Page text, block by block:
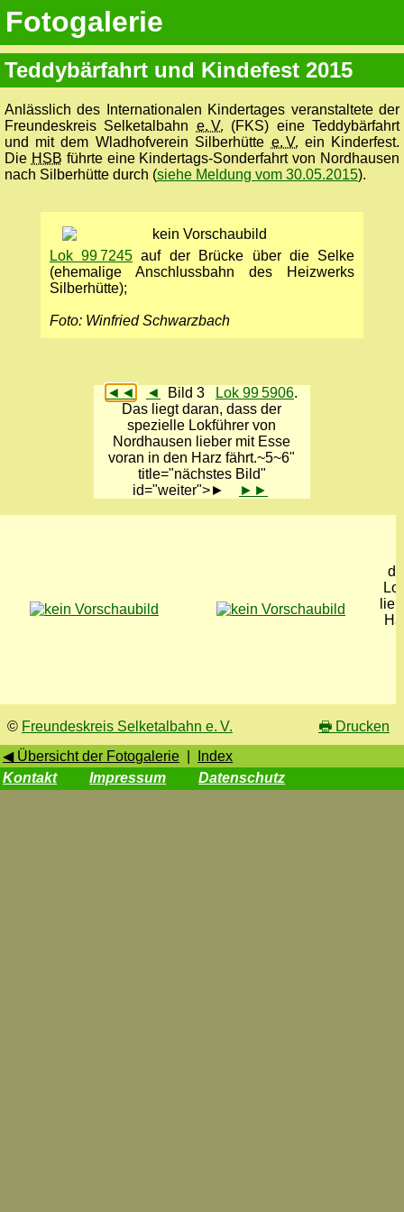
Fotogalerie
Teddybärfahrt und Kindefest 2015
Anlässlich des Internationalen Kindertages veranstaltete der
Freundeskreis Selketalbahn e. V. (FKS) eine Teddybärfahrt
und mit dem Wladhofverein Silberhütte e. V. ein Kinderfest.
Die HSB führte eine Kindertags-Sonderfahrt von Nordhausen
nach Silberhütte durch (siehe Meldung vom 30.05.2015).
Lok 99 7245 auf der Brücke über die Selke
(ehemalige Anschlussbahn des Heizwerks
Silberhütte);
Foto: Winfried Schwarzbach
◄◄ ◄ Bild 3 Lok 99 5906.
Das liegt daran, dass der
spezielle Lokführer von
Nordhausen lieber mit Esse
voran in den Harz fährt.~5~6"
title="nächstes Bild"
id="weiter">►
►►
© Freundeskreis Selketalbahn e. V. 🖶 Drucken
◀ Übersicht der Fotogalerie
Index
Kontakt
Impressum Datenschutz